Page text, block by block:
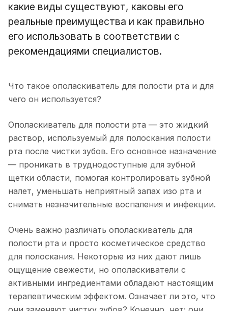
какие виды существуют, каковы его
реальные преимущества и как правильно
его использовать в соответствии с
рекомендациями специалистов.
Что такое ополаскиватель для полости рта и для
чего он используется?
Ополаскиватель для полости рта — это жидкий
раствор, используемый для полоскания полости
рта после чистки зубов. Его основное назначение
— проникать в труднодоступные для зубной
щетки области, помогая контролировать зубной
налет, уменьшать неприятный запах изо рта и
снимать незначительные воспаления и инфекции.
Очень важно различать ополаскиватель для
полости рта и просто косметическое средство
для полоскания. Некоторые из них дают лишь
ощущение свежести, но ополаскиватели с
активными ингредиентами обладают настоящим
терапевтическим эффектом. Означает ли это, что